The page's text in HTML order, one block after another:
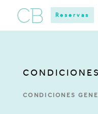
Reservas
CONDICIONES